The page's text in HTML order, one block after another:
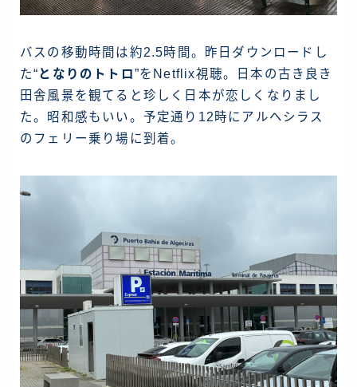
バスの移動時間は約2.5時間。昨日ダウンロードし
た“となりのトトロ”をNetflix視聴。日本の古き良き
田舎風景を観てると珍しく日本が恋しくなりまし
た。昭和感もいい。予定通り12時にアルヘシラス
のフェリー乗り場に到着。